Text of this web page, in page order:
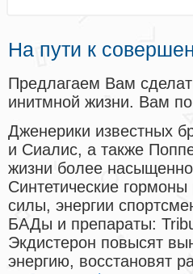
На пути к
Предлагаем Вам
инитмной жизни. Вам
Дженерики известных
и Сиалис, а также
жизни более
Синтетические гормоны
силы, энергии
БАДы и препараты:
Экдистерон повысят
энергию, восстановят